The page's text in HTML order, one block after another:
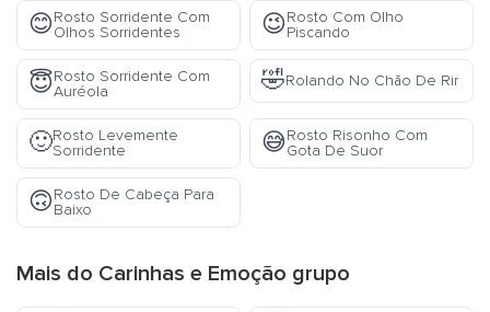
😊Rosto Sorridente Com
Olhos Sorridentes
😉Rosto Com Olho
Piscando
😇Rosto Sorridente Com
Auréola
🤣Rolando No Chão De Rir
🙂Rosto Levemente
Sorridente
😅Rosto Risonho Com
Gota De Suor
🙃Rosto De Cabeça Para
Baixo
Mais do Carinhas e Emoção grupo